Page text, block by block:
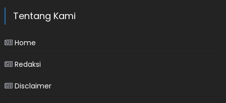
Tentang Kami
Home
Redaksi
Disclaimer